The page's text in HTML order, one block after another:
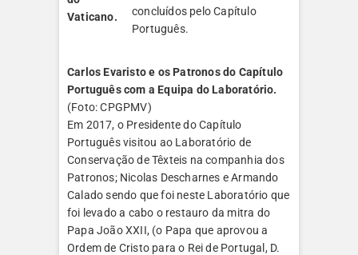
Vaticano.
concluídos pelo Capítulo
Português.
Carlos Evaristo e os Patronos do Capítulo
Português com a Equipa do Laboratório.
(Foto: CPGPMV)
Em 2017, o Presidente do Capítulo
Português visitou ao Laboratório de
Conservação de Têxteis na companhia dos
Patronos; Nicolas Descharnes e Armando
Calado sendo que foi neste Laboratório que
foi levado a cabo o restauro da mitra do
Papa João XXII, (o Papa que aprovou a
Ordem de Cristo para o Rei de Portugal, D.